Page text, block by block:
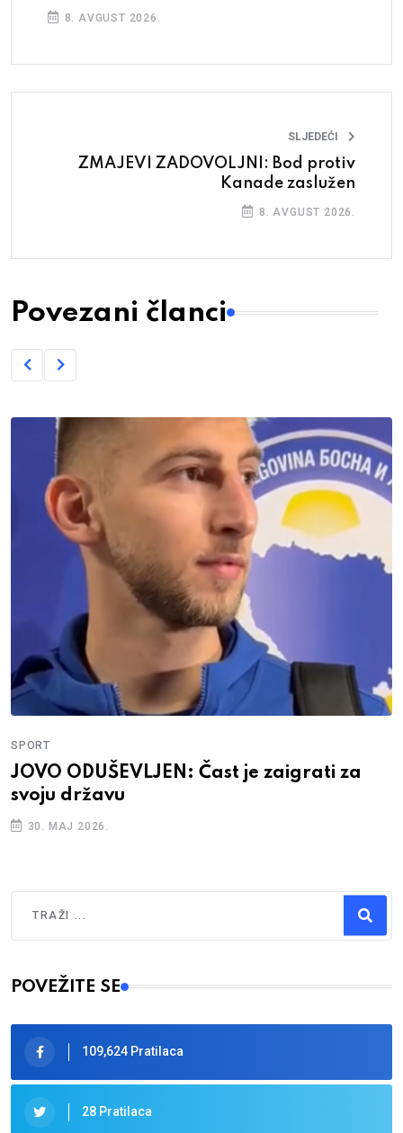
8. AVGUST 2026.
SLJEDEĆI
ZMAJEVI ZADOVOLJNI: Bod protiv
Kanade zaslužen
8. AVGUST 2026.
Povezani članci
SPORT
JOVO ODUŠEVLJEN: Čast je zaigrati za
svoju državu
30. MAJ 2026.
Type 2 or more characters for results.
POVEŽITE SE
109,624 Pratilaca
28 Pratilaca